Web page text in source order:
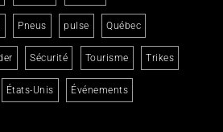
Pneus pulse Québec
Sécurité Tourisme Trikes
États-Unis Événements